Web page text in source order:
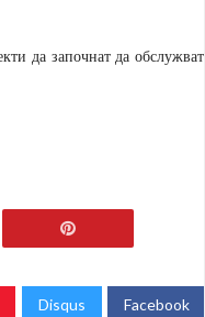
да започнат да обслужват
Disqus Facebook